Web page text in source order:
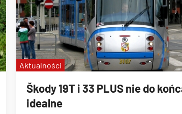
Škody 19T i 33 PLUS nie do
idealne
Aktualności